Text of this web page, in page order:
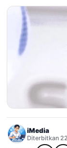
iMedia
Diterbitkan